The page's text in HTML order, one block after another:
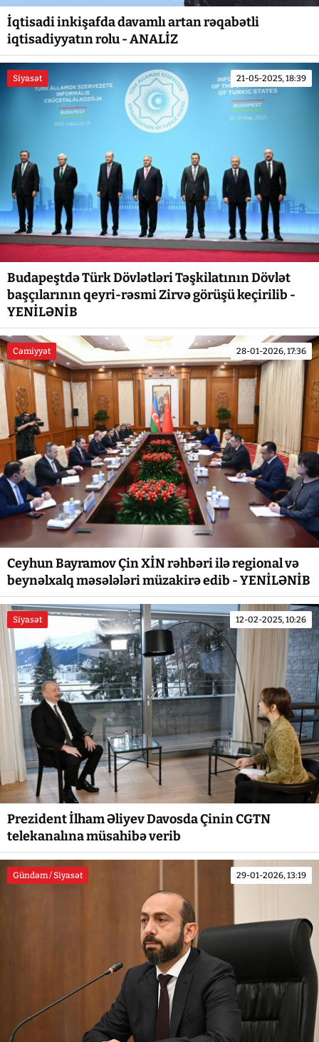
İqtisadi inkişafda davamlı artan rəqabətli
iqtisadiyyatın rolu - ANALİZ
Siyasət 21-05-2025, 18:39
Budapeştdə Türk Dövlətləri Təşkilatının Dövlət
başçılarının qeyri-rəsmi Zirvə görüşü keçirilib -
YENİLƏNİB
Cəmiyyət 28-01-2026, 17:36
Ceyhun Bayramov Çin XİN rəhbəri ilə regional və
beynəlxalq məsələləri müzakirə edib - YENİLƏNİB
Siyasət 12-02-2025, 10:26
Prezident İlham Əliyev Davosda Çinin CGTN
telekanalına müsahibə verib
Gündəm / Siyasət 29-01-2026, 13:19